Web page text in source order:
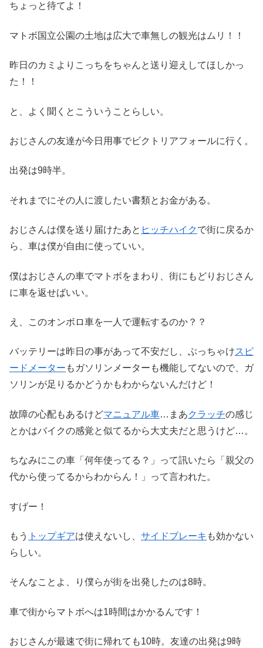
ちょっと待てよ！
マトボ国立公園の土地は広大で車無しの観光はムリ！！
昨日のカミよりこっちをちゃんと送り迎えしてほしかっ
た！！
と、よく聞くとこういうことらしい。
おじさんの友達が今日用事でビクトリアフォールに行く。
出発は9時半。
それまでにその人に渡したい書類とお金がある。
おじさんは僕を送り届けたあと ヒッチハイクで街に戻るか
ら、車は僕が自由に使っていい。
僕はおじさんの車でマトボをまわり、街にもどりおじさん
に車を返せばいい。
え、このオンボロ車を一人で運転するのか？？
バッテリーは昨日の事があって不安だし、ぶっちゃけスピ
ードメーター もガソリンメーターも機能してないので、ガ
ソリンが足りるかどうかもわからないんだけど！
故障の心配もあるけどマニュアル車…まあクラッチの感じ
とかはバイクの感覚と似てるから大丈夫だと思うけど…。
ちなみにこの車「何年使ってる？」って訊いたら「親父の
代から使ってるからわからん！」って言われた。
すげー！
もう トップギアは使えないし、 サイドブレーキ も効かない
らしい。
そんなことよ、り僕らが街を出発したのは8時。
車で街からマトボへは1時間はかかるんです！
おじさんが最速で街に帰れても10時。友達の出発は9時